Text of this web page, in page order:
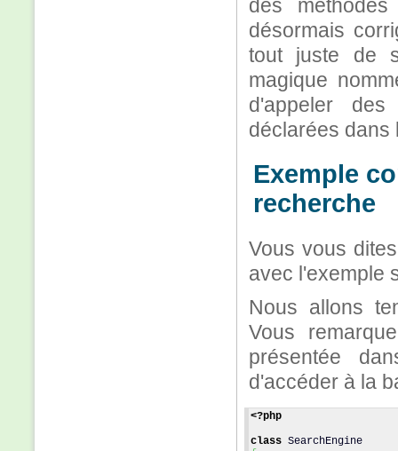
des
désormais
tout juste de
magique
d'appeler
déclarées dans
Exemple
recherche
Vous vous
avec l'exemple
Nous allons
Vous
présentée
d'accéder à la
<?php
class SearchEngine